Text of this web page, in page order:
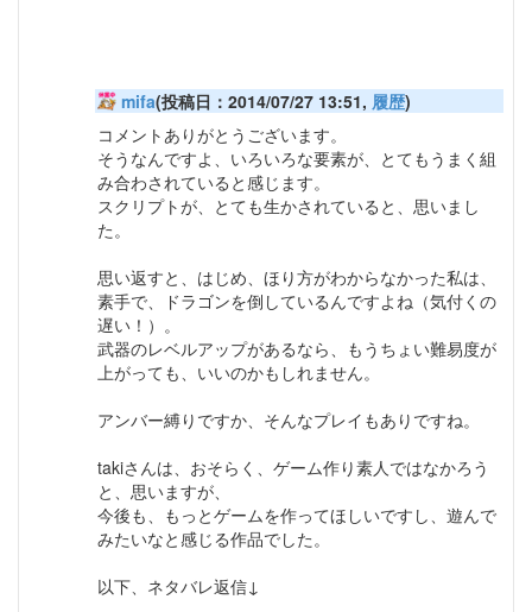
mifa(投稿日：2014/07/27 13:51, 履歴)
コメントありがとうございます。
そうなんですよ、いろいろな要素が、とてもうまく組
み合わされていると感じます。
スクリプトが、とても生かされていると、思いまし
た。
思い返すと、はじめ、ほり方がわからなかった私は、
素手で、ドラゴンを倒しているんですよね（気付くの
遅い！）。
武器のレベルアップがあるなら、もうちょい難易度が
上がっても、いいのかもしれません。
アンバー縛りですか、そんなプレイもありですね。
takiさんは、おそらく、ゲーム作り素人ではなかろう
と、思いますが、
今後も、もっとゲームを作ってほしいですし、遊んで
みたいなと感じる作品でした。
以下、ネタバレ返信↓